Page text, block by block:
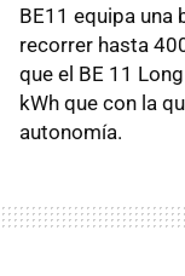
BE11 equipa una
recorrer hasta
que el BE 11
kWh que con la
autonomía.